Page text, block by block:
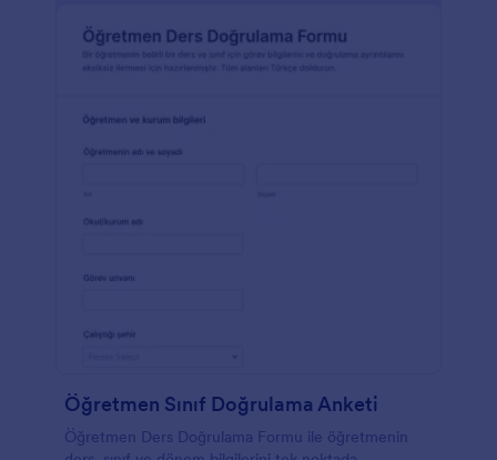
Öğretmen Sınıf Doğrulama Anketi
Öğretmen Ders Doğrulama Formu ile öğretmenin